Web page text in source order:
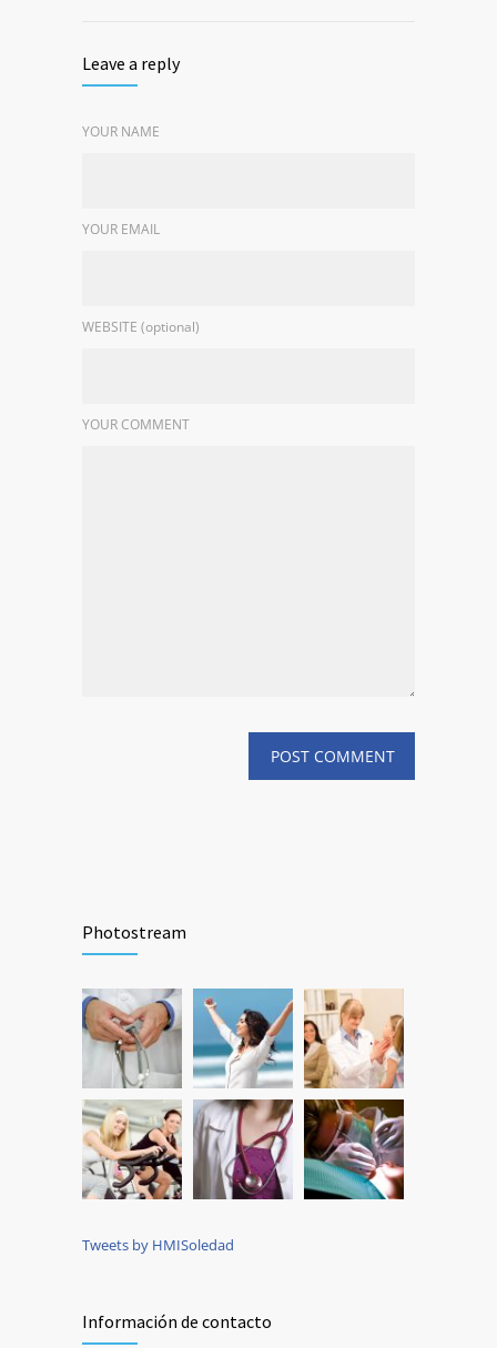
Leave a reply
YOUR NAME
YOUR EMAIL
WEBSITE (optional)
YOUR COMMENT
Photostream
Tweets by HMISoledad
Información de contacto